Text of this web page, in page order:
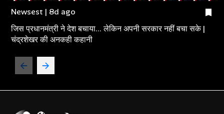
Newsest | 8d ago
जिस प्रधानमंत्री ने देश बचाया... लेकिन अपनी सरकार नहीं बचा सके |
चंद्रशेखर की अनकही कहानी